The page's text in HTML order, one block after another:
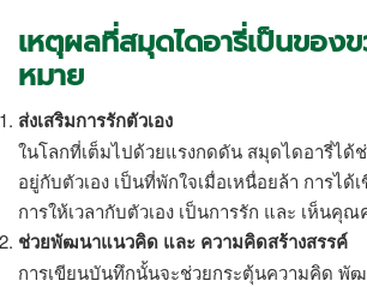
เหตุผลที่สมุดไดอารี่เป็นของ
หมาย
ส่งเสริมการรักตัวเอง
ในโลกที่เต็มไปด้วยแรงกดดัน สมุดไดอารี่ได้
อยู่กับตัวเอง เป็นที่พักใจเมื่อเหนื่อยล้า การได้
การให้เวลากับตัวเอง เป็นการรัก และ เห็นคุ
ช่วยพัฒนาแนวคิด และ ความคิดสร้างสรรค์
การเขียนบันทึกนั้นจะช่วยกระตุ้นความคิด พั